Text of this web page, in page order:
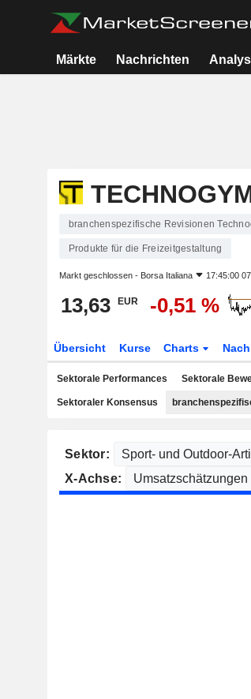
Märkte Nachrichten
branchenspezifische Revisionen
Produkte für die Freizeitgestaltung
Markt geschlossen - Borsa Italiana 17:45:00
13,63 EUR -0,51 %
Übersicht Kurse Charts
Sektorale Performances Sektorale
Sektoraler Konsensus
Sektor:
X-Achse: